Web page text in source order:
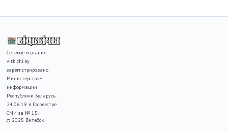
Сетевое издание
vitbichi.by
зарегистрировано
Министерством
информации
Республики Беларусь
24.06.19 в Госреестре
СМИ за № 15.
© 2025 Витебск